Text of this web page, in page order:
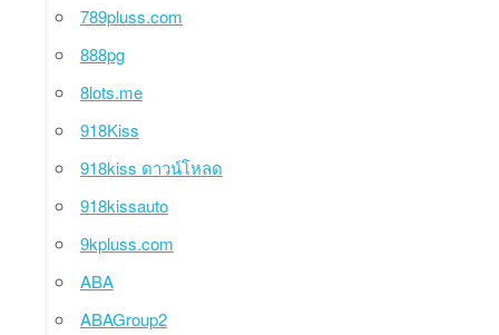
789pluss.com
888pg
8lots.me
918Kiss
918kiss ดาวน์โหลด
918kissauto
9kpluss.com
ABA
ABAGroup2